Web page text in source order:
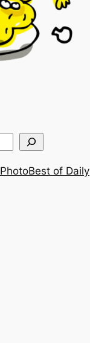
PhotoBest of Daily